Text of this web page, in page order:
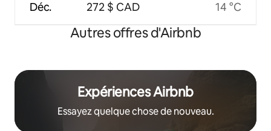
Déc. 272 $ CAD 14 °C
Autres offres d'Airbnb
Expériences Airbnb
Essayez quelque chose de nouveau.